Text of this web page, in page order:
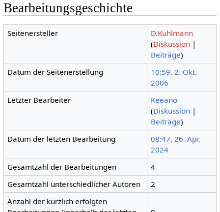
Bearbeitungsgeschichte
Seitenersteller
D.Kuhlmann
(Diskussion |
Beiträge)
Datum der Seitenerstellung
10:59, 2. Okt.
2006
Letzter Bearbeiter
Keeano
(Diskussion |
Beiträge)
Datum der letzten Bearbeitung
08:47, 26. Apr.
2024
Gesamtzahl der Bearbeitungen
4
Gesamtzahl unterschiedlicher Autoren
2
Anzahl der kürzlich erfolgten